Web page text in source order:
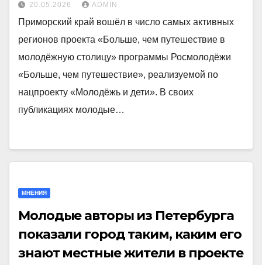
20.05.2026 ADMIN
Приморский край вошёл в число самых активных
регионов проекта «Больше, чем путешествие в
молодёжную столицу» программы Росмолодёжи
«Больше, чем путешествие», реализуемой по
нацпроекту «Молодёжь и дети». В своих
публикациях молодые…
МНЕНИЯ
Молодые авторы из Петербурга
показали город таким, каким его
знают местные жители в проекте